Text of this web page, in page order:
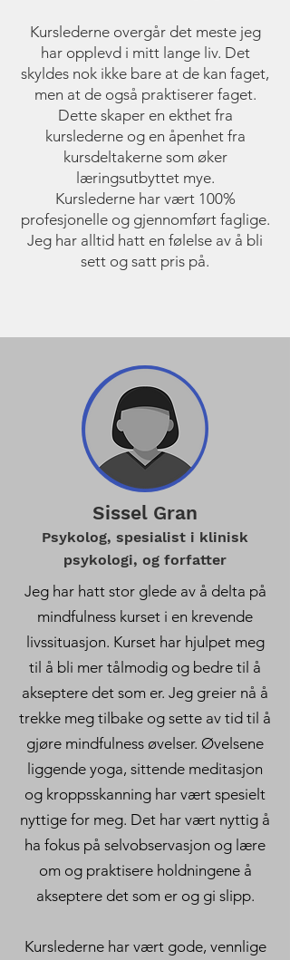
Kurslederne overgår det meste jeg
har opplevd i mitt lange liv. Det
skyldes nok ikke bare at de kan faget,
men at de også praktiserer faget.
Dette skaper en ekthet fra
kurslederne og en åpenhet fra
kursdeltakerne som øker
læringsutbyttet mye.
Kurslederne har vært 100%
profesjonelle og gjennomført faglige.
Jeg har alltid hatt en følelse av å bli
sett og satt pris på.
Sissel Gran
Psykolog, spesialist i klinisk
psykologi, og forfatter
Jeg har hatt stor glede av å delta på
mindfulness kurset i en krevende
livssituasjon. Kurset har hjulpet meg
til å bli mer tålmodig og bedre til å
akseptere det som er. Jeg greier nå å
trekke meg tilbake og sette av tid til å
gjøre mindfulness øvelser. Øvelsene
liggende yoga, sittende meditasjon
og kroppsskanning har vært spesielt
nyttige for meg. Det har vært nyttig å
ha fokus på selvobservasjon og lære
om og praktisere holdningene å
akseptere det som er og gi slipp.
Kurslederne har vært gode, vennlige